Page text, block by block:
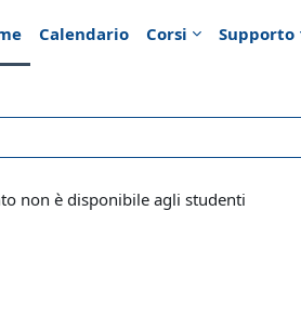
Calendario Corsi Supporto
non è disponibile agli studenti